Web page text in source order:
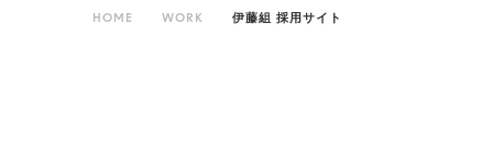
HOME WORK 伊藤組 採用サイト